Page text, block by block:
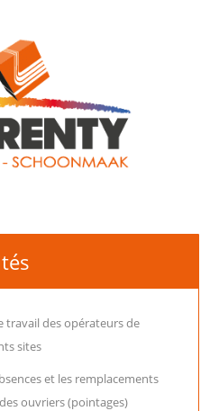
travail des opérateurs de
sites
et les remplacements
ouvriers (pointages)